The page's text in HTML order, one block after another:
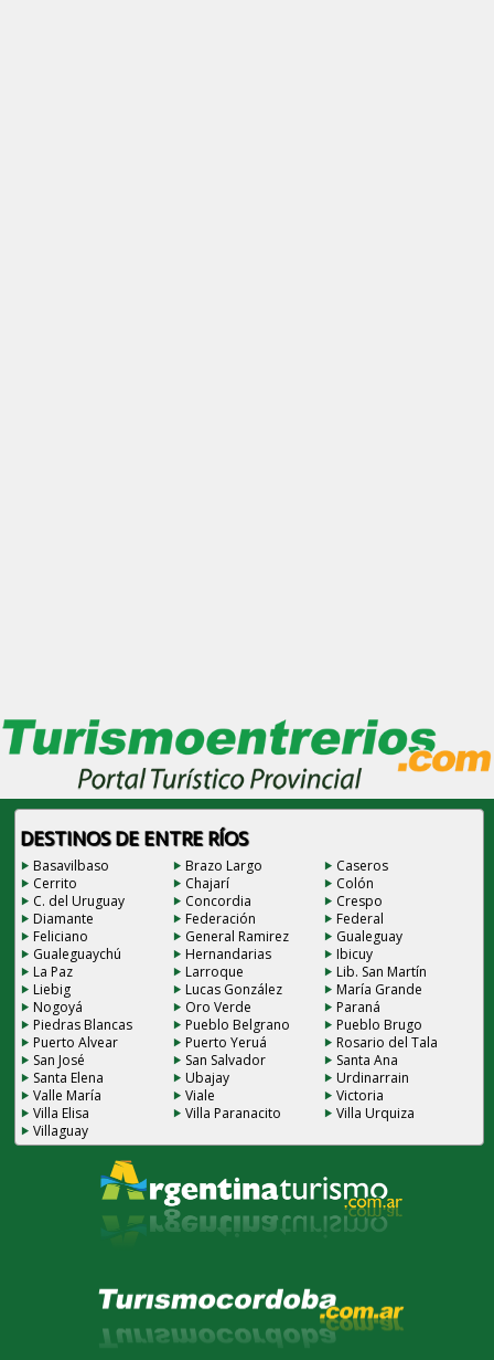
DESTINOS DE ENTRE RÍOS
Basavilbaso Brazo Largo
Caseros
Cerrito
Chajarí
Colón
C. del Uruguay
Concordia
Crespo
Diamante
Federación
Federal
Feliciano
General Ramirez
Gualeguay
Gualeguaychú
Hernandarias
Ibicuy
La Paz
Larroque
Lib. San Martín
Liebig
Lucas González
María Grande
Nogoyá
Oro Verde
Paraná
Piedras Blancas
Pueblo Belgrano
Pueblo Brugo
Puerto Alvear
Puerto Yeruá
Rosario del Tala
San José
San Salvador
Santa Ana
Santa Elena
Ubajay
Urdinarrain
Valle María
Viale
Victoria
Villa Elisa
Villa Paranacito
Villa Urquiza
Villaguay